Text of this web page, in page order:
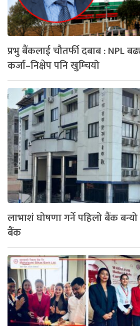
प्रभु बैंकलाई चौतर्फी दबाब : NPL
कर्जा–निक्षेप पनि खुम्चियो
लाभाशं घोषणा गर्ने पहिलो बैंक
बैंक